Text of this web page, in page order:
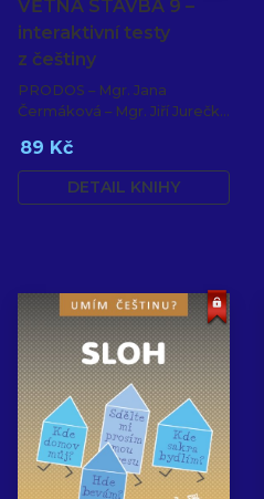
VĚTNÁ STAVBA 9 –
interaktivní testy
z češtiny
PRODOS – Mgr. Jana
Čermáková – Mgr. Jiří Jurečka
89 Kč
DETAIL KNIHY